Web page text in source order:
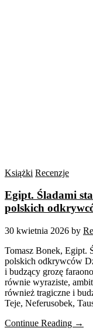
Książki Recenzje
Egipt. Śladami
polskich
30 kwietnia 2026 by
Tomasz Bonek, Egipt.
polskich odkrywców
i budzący grozę
równie wyraziste,
również tragiczne i
Teje, Neferusobek,
Continue Reading →